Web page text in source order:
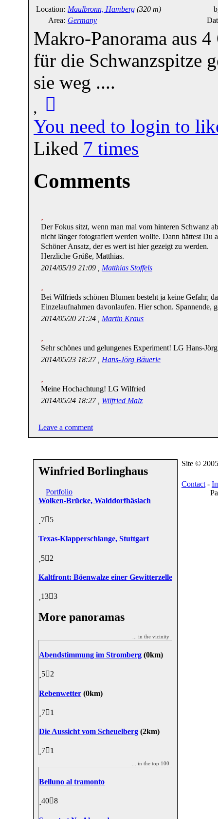
Location: Maulbronn, Hamberg (320 m)
Area: Germany
Makro-Panorama aus
für die Schwanzspitze
sie weg ....
You need to login to
Liked 7 times
Comments
Der Fokus sitzt, wenn man mal vom hinteren Schwanz
nicht länger fotografiert werden wollte. Dann hättest Du
Schöner Ansatz, der es wert ist hier gezeigt zu werden.
Herzliche Grüße, Matthias.
2014/05/19 21:09 , Matthias Stoffels
Bei Wilfrieds schönen Blumen besteht ja keine Gefahr,
Einzelaufnahmen davonlaufen. Hier schon. Spannende,
2014/05/20 21:24 , Martin Kraus
Sehr schönes und gelungenes Experiment! LG Hans-Jörg
2014/05/23 18:27 , Hans-Jörg Bäuerle
Meine Hochachtung! LG Wilfried
2014/05/24 18:27 , Wilfried Malz
Leave a comment
Winfried Borlinghaus
Portfolio
Wolken-Brücke, Walddorfhäslach
7 5
Texas-Klapperschlange, Stuttgart
5 2
Kaltfront: Böenwalze einer Gewitterzelle
13 3
More panoramas
... in the vicinity
Abendstimmung im Stromberg (0km)
5 2
Rebenwetter (0km)
7 1
Die Aussicht vom Scheuelberg (2km)
7 1
... in the top 100
Belluno al tramonto
40 8
Site ©
Contact -